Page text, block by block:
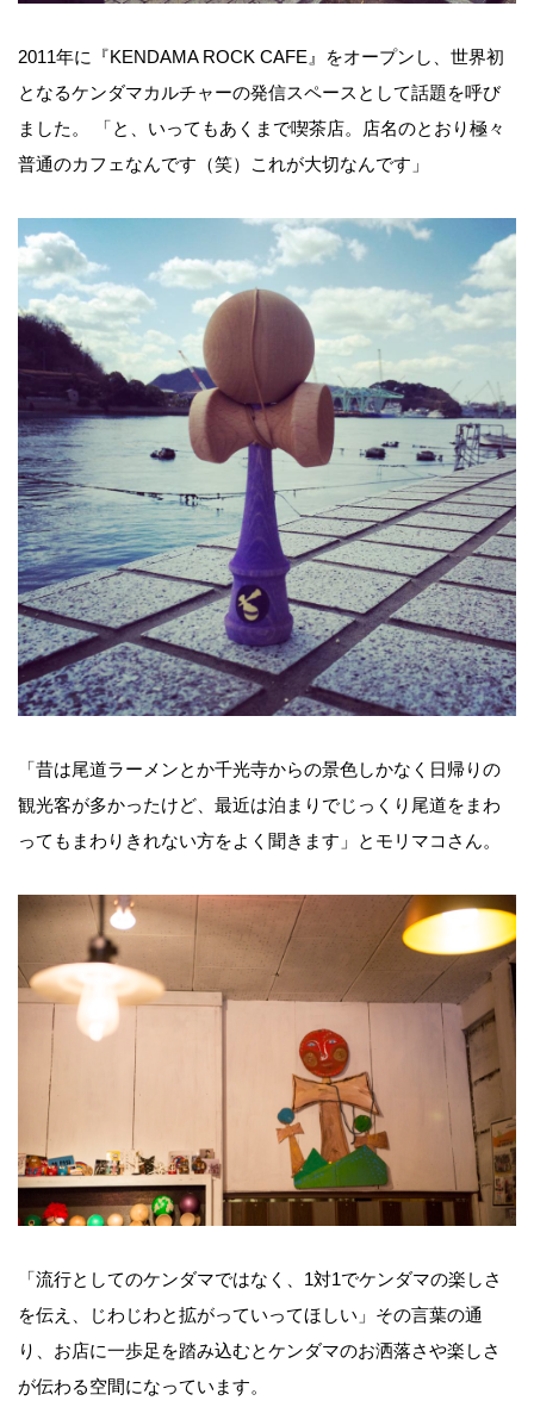
2011年に『KENDAMA ROCK CAFE』をオープンし、世界初
となるケンダマカルチャーの発信スペースとして話題を呼び
ました。 「と、いってもあくまで喫茶店。店名のとおり極々
普通のカフェなんです（笑）これが大切なんです」
「昔は尾道ラーメンとか千光寺からの景色しかなく日帰りの
観光客が多かったけど、最近は泊まりでじっくり尾道をまわ
ってもまわりきれない方をよく聞きます」とモリマコさん。
「流行としてのケンダマではなく、1対1でケンダマの楽しさ
を伝え、じわじわと拡がっていってほしい」その言葉の通
り、お店に一歩足を踏み込むとケンダマのお洒落さや楽しさ
が伝わる空間になっています。